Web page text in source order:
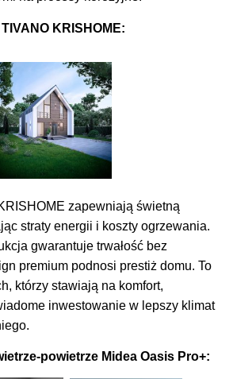
KRISHOME:
zapewniają świetną
straty energii i koszty ogrzewania.
gwarantuje trwałość bez
premium podnosi prestiż domu. To
którzy stawiają na komfort,
inwestowanie w lepszy klimat
powietrze Midea Oasis Pro+: